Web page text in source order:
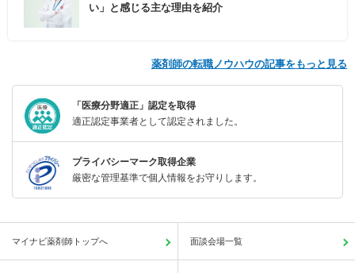
い」と感じる主な理由を紹介
薬剤師の転職ノウハウの記事をもっと見る
「医療分野適正」認定を取得
適正認定事業者として認定されました。
プライバシーマーク取得企業
厳密な管理基準で個人情報をお守りします。
マイナビ薬剤師トップへ 面談会場一覧